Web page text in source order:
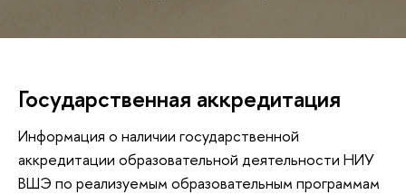
Государственная аккредитация
Информация о наличии государственной
аккредитации образовательной деятельности НИУ
ВШЭ по реализуемым образовательным программам